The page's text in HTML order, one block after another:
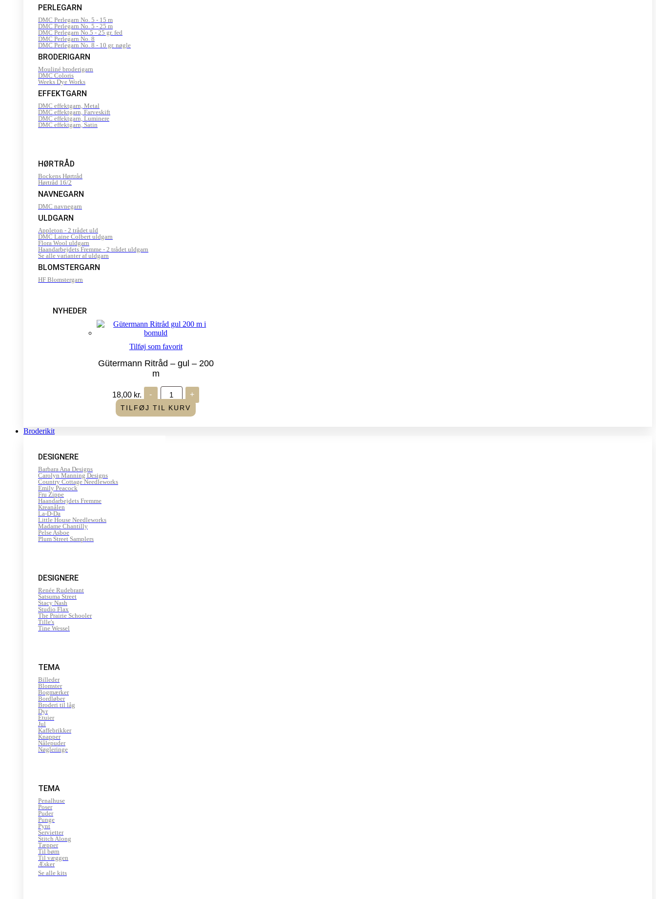
PERLEGARN
DMC Perlegarn No. 5 - 15 m
DMC Perlegarn No. 5 - 25 m
DMC Perlegarn No.5 - 25 gr. fed
DMC Perlegarn No. 8
DMC Perlegarn No. 8 - 10 gr. nøgle
BRODERIGARN
Mouliné broderigarn
DMC Coloris
Weeks Dye Works
EFFEKTGARN
DMC effektgarn, Metal
DMC effektgarn, Farveskift
DMC effektgarn, Luminere
DMC effektgarn, Satin
HØRTRÅD
Bockens Hørtråd
Hørtråd 16/2
NAVNEGARN
DMC navnegarn
ULDGARN
Appleton - 2 trådet uld
DMC Laine Colbert uldgarn
Flora Wool uldgarn
Haandarbejdets Fremme - 2 trådet uldgarn
Se alle varianter af uldgarn
BLOMSTERGARN
HF Blomstergarn
NYHEDER
Tilføj som favorit
Gütermann Ritråd – gul – 200
m
18,00 kr. -
Gütermann
Ritråd
-
gul
+
TILFØJ TIL KURV
Broderikit
DESIGNERE
Barbara Ana Designs
Carolyn Manning Designs
Country Cottage Needleworks
Emily Peacock
Fru Zippe
Haandarbejdets Fremme
Kreanålen
La-D-Da
Little House Needleworks
Madame Chantilly
Pelse Asboe
Plum Street Samplers
DESIGNERE
Renée Rudebrant
Satsuma Street
Stacy Nash
Studio Flax
The Prairie Schooler
Tille's
Tine Wessel
TEMA
Billeder
Blomster
Bogmærker
Bordløber
Broderi til låg
Dyr
Etuier
Jul
Kaffebrikker
Knapper
Nålepuder
Nøgleringe
TEMA
Penalhuse
Poser
Puder
Punge
Pynt
Servietter
Stitch Along
Tæpper
Til børn
Til væggen
Æsker
Se alle kits